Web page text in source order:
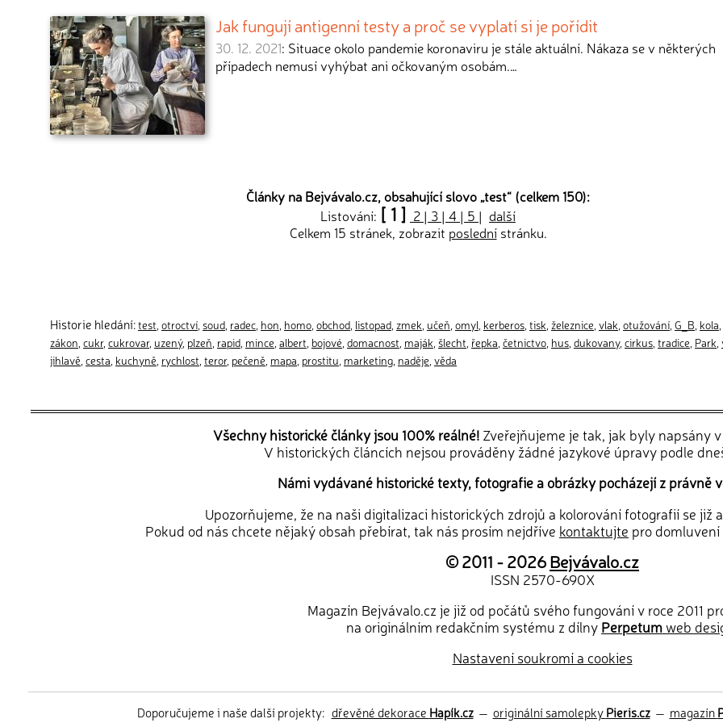
Jak fungují antigenní testy a proč se vyplatí si je pořídit
30. 12. 2021: Situace okolo pandemie koronaviru je stále aktuální. Nákaza se v některých
případech nemusí vyhýbat ani očkovaným osobám.…
Články na Bejvávalo.cz, obsahující slovo „test“ (celkem 150):
Listování: [ 1 ] 2 | 3 | 4 | 5 | další
Celkem 15 stránek, zobrazit poslednístránku.
Historie hledání:test otroctví soud radec hon homo obchod listopad zmek učeň omyl kerberos tisk železnice vlak otužování G_B kola
zákon cukr, cukrovar, uzený, plzeň rapid mince albert bojové domacnost maják šlecht řepka četnictvo hus dukovany, cirkus tradice Park
jihlavě cesta kuchyně rychlost teror, pečeně mapa prostitu marketing naděje věda
Všechny historické články jsou 100% reálné! Zveřejňujeme je tak, jak byly napsány
V historických článcích nejsou prováděny žádné jazykové úpravy podle
Námi vydávané historické texty, fotografie a obrázky pocházejí z právně
Upozorňujeme, že na naši digitalizaci historických zdrojů a kolorování fotografií se již
Pokud od nás chcete nějaký obsah přebírat, tak nás prosím nejdříve kontaktujte pro domluvení
© 2011 - 2026Bejvávalo.cz
ISSN 2570-690X
Magazín Bejvávalo.cz je již od počátů svého fungování v roce 2011
na originálním redakčním systému z dílny Perpetumweb
Nastavení soukromí a cookies
Doporučujeme i naše další projekty: dřevěné dekorace Hapík.cz— originální samolepkyPieris.cz— magazín